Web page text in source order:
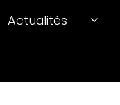
Actualités